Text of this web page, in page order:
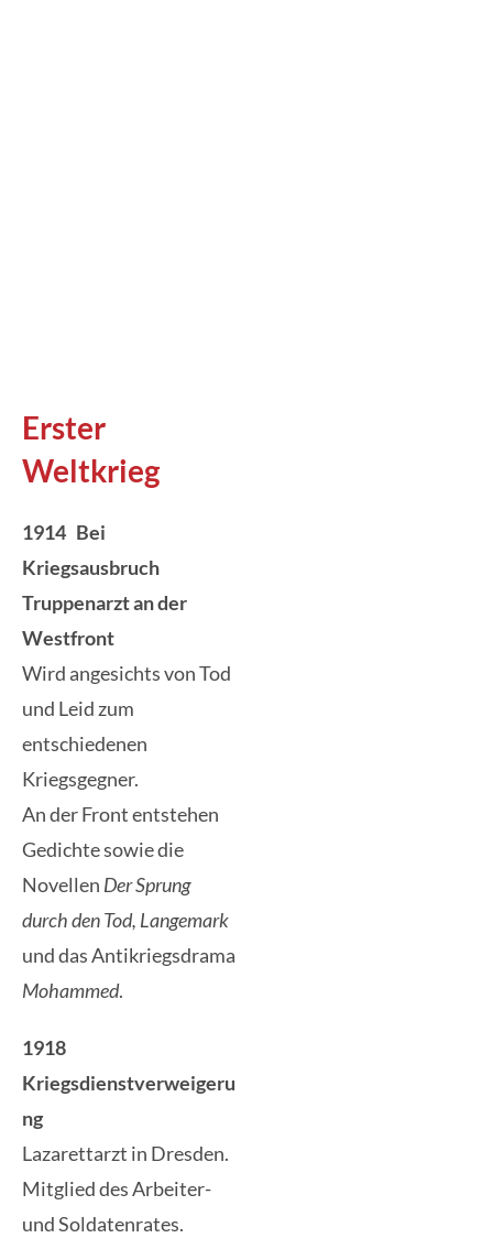
Erster
Weltkrieg
1914 Bei
Kriegsausbruch
Truppenarzt an der
Westfront
Wird angesichts von Tod
und Leid zum
entschiedenen
Kriegsgegner.
An der Front entstehen
Gedichte sowie die
Novellen Der Sprung
durch den Tod, Langemark
und das Antikriegsdrama
Mohammed.
1918
Kriegsdienstverweigeru
ng
Lazarettarzt in Dresden.
Mitglied des Arbeiter-
und Soldatenrates.